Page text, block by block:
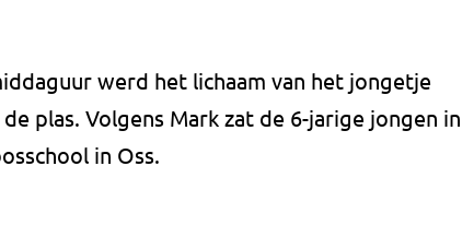
werd het lichaam van het jongetje
plas. Volgens Mark zat de 6-jarige jongen in
in Oss.